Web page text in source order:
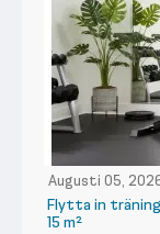
Augusti 05,
Flytta in
15 m²